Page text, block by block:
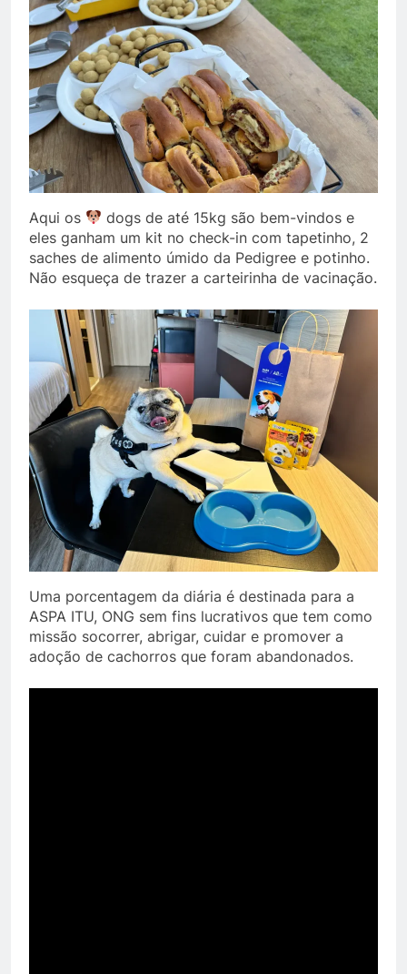
Aqui os
dogs de até 15kg são bem-vindos e
eles ganham um kit no check-in com tapetinho, 2
saches de alimento úmido da Pedigree e potinho.
Não esqueça de trazer a carteirinha de vacinação.
Uma porcentagem da diária é destinada para a
ASPA ITU, ONG sem fins lucrativos que tem como
missão socorrer, abrigar, cuidar e promover a
adoção de cachorros que foram abandonados.